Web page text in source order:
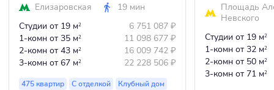
Елизаровская
19 мин
Студии от 19 м2 6 751 087 ₽
1-комн от 35 м2 11 098 677 ₽
2-комн от 43 м2 16 009 742 ₽
3-комн от 67 м2 22 228 506 ₽
475 квартир С отделкой
Клубный дом
Площадь
Невского
Студии от 19 м2
1-комн от 32 м2
2-комн от 50 м2
3-комн от 71 м2